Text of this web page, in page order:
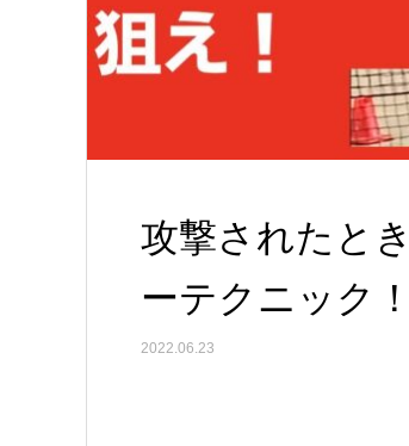
攻撃されたと
ーテクニック！
2022.06.23